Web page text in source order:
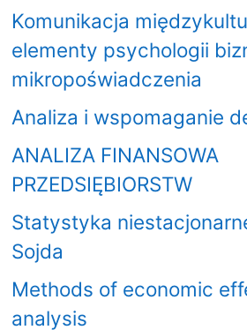
Komunikacja
elementy psychologii
mikropoświadczenia
Analiza i wspomaganie
ANALIZA FINANSOWA
PRZEDSIĘBIORSTW
Statystyka
Sojda
Methods of economic
analysis